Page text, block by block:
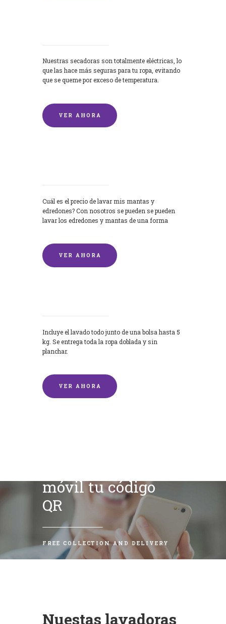
Nuestras secadoras son totalmente eléctricas, lo
que las hace más seguras para tu ropa, evitando
que se queme por exceso de temperatura.
VER AHORA
Cuál es el precio de lavar mis mantas y
edredones? Con nosotros se pueden se pueden
lavar los edredones y mantas de una forma
VER AHORA
Incluye el lavado todo junto de una bolsa hasta 5
kg. Se entrega toda la ropa doblada y sin
planchar.
VER AHORA
móvil tu código
QR
FREE COLLECTION AND DELIVERY
Nuestas lavadoras